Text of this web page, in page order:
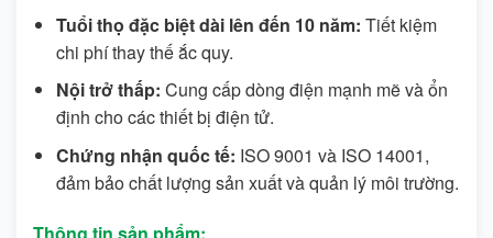
Tuổi thọ đặc biệt dài lên đến 10 năm: Tiết kiệm
chi phí thay thế ắc quy.
Nội trở thấp: Cung cấp dòng điện mạnh mẽ và ổn
định cho các thiết bị điện tử.
Chứng nhận quốc tế: ISO 9001 và ISO 14001,
đảm bảo chất lượng sản xuất và quản lý môi trường.
Thông tin sản phẩm: